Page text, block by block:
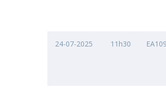
24-07-2025 11h30 EA109